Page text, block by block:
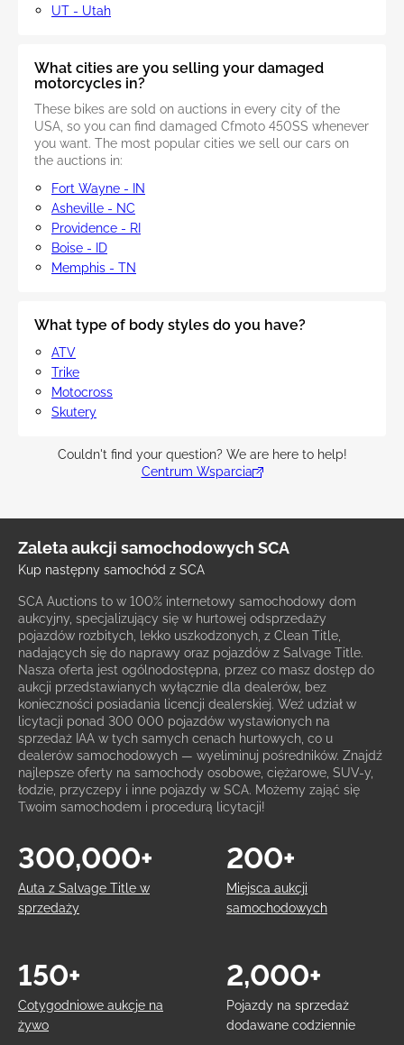
UT - Utah
What cities are you selling your damaged
motorcycles in?
These bikes are sold on auctions in every city of the
USA, so you can find damaged Cfmoto 450SS whenever
you want. The most popular cities we sell our cars on
the auctions in:
Fort Wayne - IN
Asheville - NC
Providence - RI
Boise - ID
Memphis - TN
What type of body styles do you have?
ATV
Trike
Motocross
Skutery
Couldn't find your question? We are here to help!
Centrum Wsparcia
Zaleta aukcji samochodowych SCA
Kup następny samochód z SCA
SCA Auctions to w 100% internetowy samochodowy dom
aukcyjny, specjalizujący się w hurtowej odsprzedaży
pojazdów rozbitych, lekko uszkodzonych, z Clean Title,
nadających się do naprawy oraz pojazdów z Salvage Title.
Nasza oferta jest ogólnodostępna, przez co masz dostęp do
aukcji przedstawianych wyłącznie dla dealerów, bez
konieczności posiadania licencji dealerskiej. Weź udział w
licytacji ponad 300 000 pojazdów wystawionych na
sprzedaż IAA w tych samych cenach hurtowych, co u
dealerów samochodowych — wyeliminuj pośredników. Znajdź
najlepsze oferty na samochody osobowe, ciężarowe, SUV-y,
łodzie, przyczepy i inne pojazdy w SCA. Możemy zająć się
Twoim samochodem i procedurą licytacji!
Auta z Salvage Title w
sprzedaży
300,000+
Miejsca aukcji
samochodowych
200+
Cotygodniowe aukcje na
żywo
150+
Pojazdy na sprzedaż
dodawane codziennie
2,000+